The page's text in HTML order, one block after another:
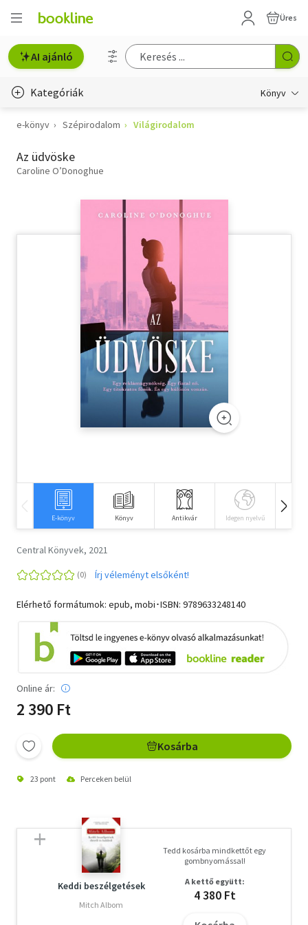
Üres
AI ajánló
Kategóriák Könyv
Életmód, egészség
Erotika
Tankönyv, segédkönyv
Társadalomtudomány
Vallás
e-könyv Szépirodalom Világirodalom
Az üdvöske
Caroline O’Donoghue
E-könyv Könyv Antikvár Idegen nyelvű
Central Könyvek, 2021
Írj véleményt elsőként!
Elérhető formátumok: epub, mobi･ISBN: 9789633248140
Online ár:
2 390 Ft
Kosárba
23 pont Perceken belül
Keddi beszélgetések
Mitch Albom
Tedd kosárba mindkettőt egy
gombnyomással!
A kettő együtt:
4 380 Ft